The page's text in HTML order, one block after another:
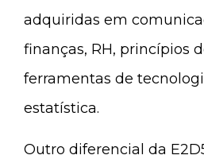
adquiridas em
finanças, RH, princípios
ferramentas de
estatística.
Outro diferencial da